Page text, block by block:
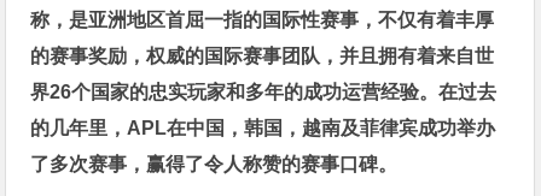
称，是亚洲地区首屈一指的国际性赛事，不仅有着丰厚
的赛事奖励，权威的国际赛事团队，并且拥有着来自世
界26个国家的忠实玩家和多年的成功运营经验。在过去
的几年里，APL在中国，韩国，越南及菲律宾成功举办
了多次赛事，赢得了令人称赞的赛事口碑。